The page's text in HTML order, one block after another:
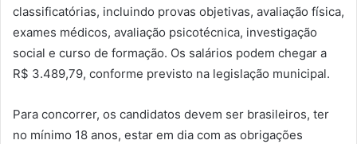
classificatórias, incluindo provas objetivas, avaliação física,
exames médicos, avaliação psicotécnica, investigação
social e curso de formação. Os salários podem chegar a
R$ 3.489,79, conforme previsto na legislação municipal.
Para concorrer, os candidatos devem ser brasileiros, ter
no mínimo 18 anos, estar em dia com as obrigações